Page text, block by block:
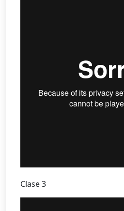
Clase 3